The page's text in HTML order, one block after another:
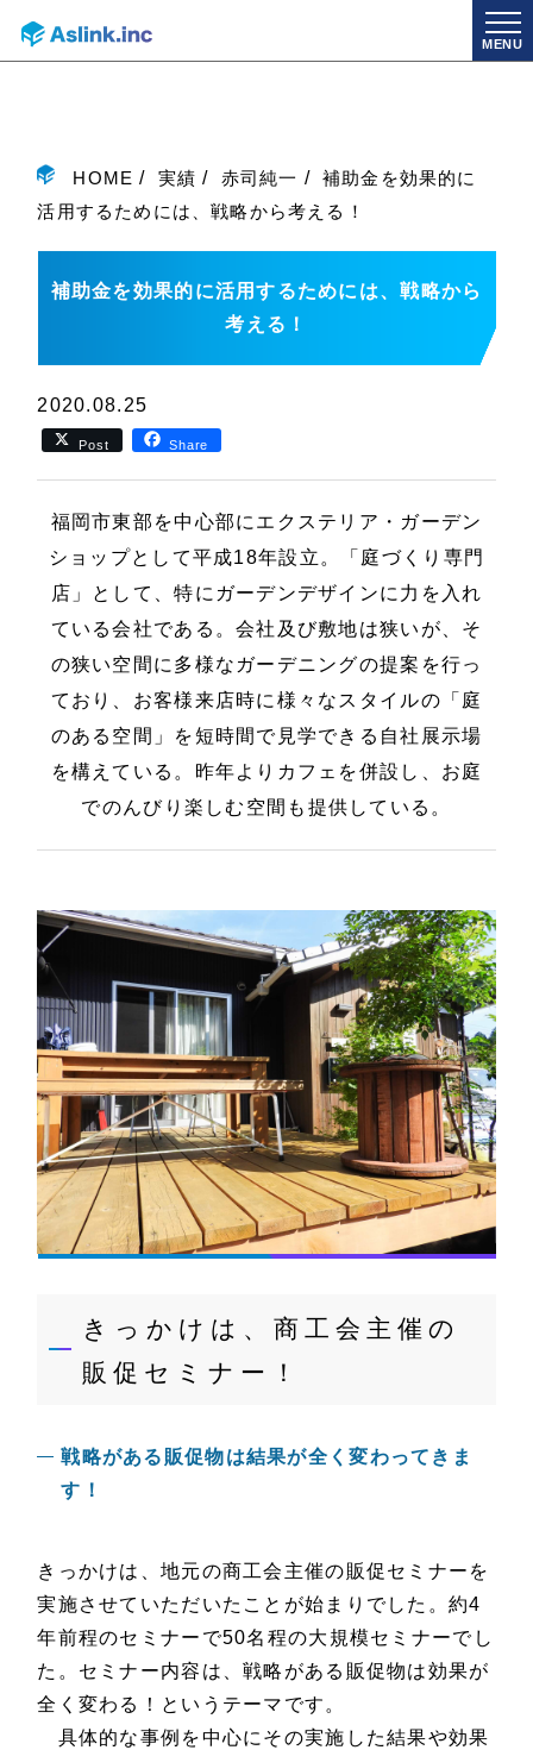
MENU
HOME 実績 赤司純一
補助金を効果的に
活用するためには、戦略から考える！
補助金を効果的に活用するためには、戦略から
考える！
2020.08.25
Post Share
福岡市東部を中心部にエクステリア・ガーデン
ショップとして平成18年設立。「庭づくり専門
店」として、特にガーデンデザインに力を入れ
ている会社である。会社及び敷地は狭いが、そ
の狭い空間に多様なガーデニングの提案を行っ
ており、お客様来店時に様々なスタイルの「庭
のある空間」を短時間で見学できる自社展示場
を構えている。昨年よりカフェを併設し、お庭
でのんびり楽しむ空間も提供している。
きっかけは、商工会主催の
販促セミナー！
戦略がある販促物は結果が全く変わってきま
す！
きっかけは、地元の商工会主催の販促セミナーを
実施させていただいたことが始まりでした。約4
年前程のセミナーで50名程の大規模セミナーでし
た。セミナー内容は、戦略がある販促物は効果が
全く変わる！というテーマです。
具体的な事例を中心にその実施した結果や効果